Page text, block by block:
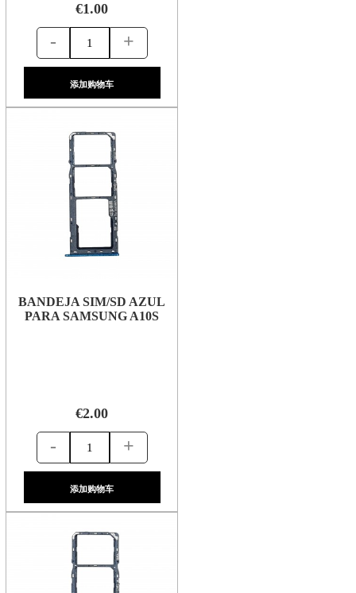
€1.00
- +
添加购物车
BANDEJA SIM/SD AZUL
PARA SAMSUNG A10S
€2.00
- +
添加购物车